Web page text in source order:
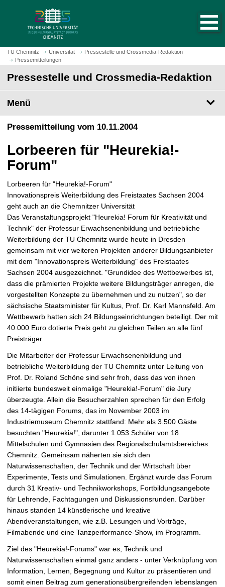
m
H
t
s
i
e
a
u
r
u
e
n
TU Chemnitz Universität
Pressestelle und Crossmedia-Redaktion
Pressemitteilungen
Pressestelle und Crossmedia-Redaktion
Menü
Pressemitteilung vom 10.11.2004
Lorbeeren für "Heurekia!-
Forum"
Lorbeeren für "Heurekia!-Forum"
Innovationspreis Weiterbildung des Freistaates Sachsen 2004
geht auch an die Chemnitzer Universität
Das Veranstaltungsprojekt "Heurekia! Forum für Kreativität und
Technik" der Professur Erwachsenenbildung und betriebliche
Weiterbildung der TU Chemnitz wurde heute in Dresden
gemeinsam mit vier weiteren Projekten anderer Bildungsanbieter
mit dem "Innovationspreis Weiterbildung" des Freistaates
Sachsen 2004 ausgezeichnet. "Grundidee des Wettbewerbes ist,
dass die prämierten Projekte weitere Bildungsträger anregen, die
vorgestellten Konzepte zu übernehmen und zu nutzen", so der
sächsische Staatsminister für Kultus, Prof. Dr. Karl Mannsfeld. Am
Wettbewerb hatten sich 24 Bildungseinrichtungen beteiligt. Der mit
40.000 Euro dotierte Preis geht zu gleichen Teilen an alle fünf
Preisträger.
Die Mitarbeiter der Professur Erwachsenenbildung und
betriebliche Weiterbildung der TU Chemnitz unter Leitung von
Prof. Dr. Roland Schöne sind sehr froh, dass das von ihnen
initiierte bundesweit einmalige "Heurekia!-Forum" die Jury
überzeugte. Allein die Besucherzahlen sprechen für den Erfolg
des 14-tägigen Forums, das im November 2003 im
Industriemuseum Chemnitz stattfand: Mehr als 3.500 Gäste
besuchten "Heurekia!", darunter 1.053 Schüler von 18
Mittelschulen und Gymnasien des Regionalschulamtsbereiches
Chemnitz. Gemeinsam näherten sie sich den
Naturwissenschaften, der Technik und der Wirtschaft über
Experimente, Tests und Simulationen. Ergänzt wurde das Forum
durch 31 Kreativ- und Technikworkshops, Fortbildungsangebote
für Lehrende, Fachtagungen und Diskussionsrunden. Darüber
hinaus standen 14 künstlerische und kreative
Abendveranstaltungen, wie z.B. Lesungen und Vorträge,
Filmabende und eine Tanzperformance-Show, im Programm.
Ziel des "Heurekia!-Forums" war es, Technik und
Naturwissenschaften einmal ganz anders - unter Verknüpfung von
Information, Lernen, Begegnung und Kultur zu präsentieren und
somit einen Beitrag zum generationsübergreifenden lebenslangen